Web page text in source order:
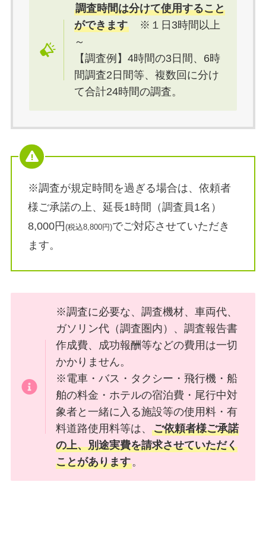
調査時間は分けて使用すること
ができます※１日3時間以上
～
【調査例】4時間の3日間、6時
間調査2日間等、複数回に分け
て合計24時間の調査。
※調査が規定時間を過ぎる場合は、依頼者
様ご承諾の上、延長1時間（調査員1名）
8,000円(税込8,800円)でご対応させていただき
ます。
※調査に必要な、調査機材、車両代、
ガソリン代（調査圏内）、調査報告書
作成費、成功報酬等などの費用は一切
かかりません。
※電車・バス・タクシー・飛行機・船
舶の料金・ホテルの宿泊費・尾行中対
象者と一緒に入る施設等の使用料・有
料道路使用料等は、ご依頼者様ご承諾
の上、別途実費を請求させていただく
ことがあります。